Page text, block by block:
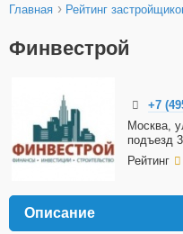
Главная › Рейтинг
Финвестрой
+7
Москва,
подъезд
Рейтинг
Описание